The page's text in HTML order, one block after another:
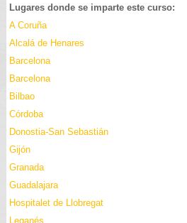
Lugares donde se imparte este curso:
A Coruña
Alcalá de Henares
Barcelona
Barcelona
Bilbao
Córdoba
Donostia-San Sebastián
Gijón
Granada
Guadalajara
Hospitalet de Llobregat
Leganés